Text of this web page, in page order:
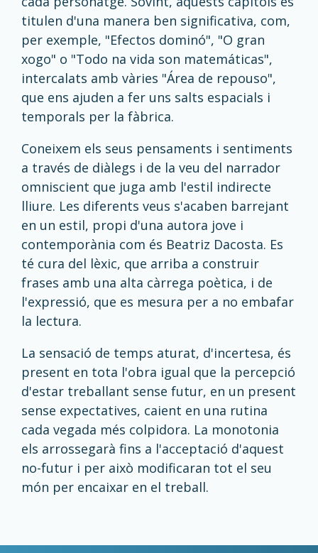
titulen d'una manera ben significativa, com,
per exemple, "Efectos dominó", "O gran
xogo" o "Todo na vida son matemáticas",
intercalats amb vàries "Área de repouso",
que ens ajuden a fer uns salts espacials i
temporals per la fàbrica.
Coneixem els seus pensaments i sentiments
a través de diàlegs i de la veu del narrador
omniscient que juga amb l'estil indirecte
lliure. Les diferents veus s'acaben barrejant
en un estil, propi d'una autora jove i
contemporània com és Beatriz Dacosta. Es
té cura del lèxic, que arriba a construir
frases amb una alta càrrega poètica, i de
l'expressió, que es mesura per a no embafar
la lectura.
La sensació de temps aturat, d'incertesa, és
present en tota l'obra igual que la percepció
d'estar treballant sense futur, en un present
sense expectatives, caient en una rutina
cada vegada més colpidora. La monotonia
els arrossegarà fins a l'acceptació d'aquest
no-futur i per això modificaran tot el seu
món per encaixar en el treball.